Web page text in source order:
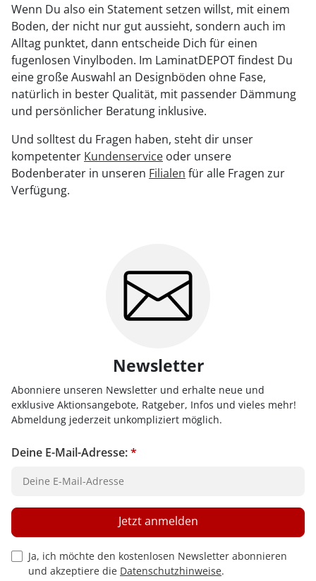
Wenn Du also ein Statement setzen willst, mit einem
Boden, der nicht nur gut aussieht, sondern auch im
Alltag punktet, dann entscheide Dich für einen
fugenlosen Vinylboden. Im LaminatDEPOT findest Du
eine große Auswahl an Designböden ohne Fase,
natürlich in bester Qualität, mit passender Dämmung
und persönlicher Beratung inklusive.
Und solltest du Fragen haben, steht dir unser
kompetenter Kundenservice oder unsere
Bodenberater in unseren Filialen für alle Fragen zur
Verfügung.
Newsletter
Abonniere unseren Newsletter und erhalte neue und
exklusive Aktionsangebote, Ratgeber, Infos und vieles mehr!
Abmeldung jederzeit unkompliziert möglich.
Deine E-Mail-Adresse:*
Privacy Policy Checkbox
Ja, ich möchte den kostenlosen Newsletter abonnieren
und akzeptiere die Datenschutzhinweise.
Jetzt anmelden